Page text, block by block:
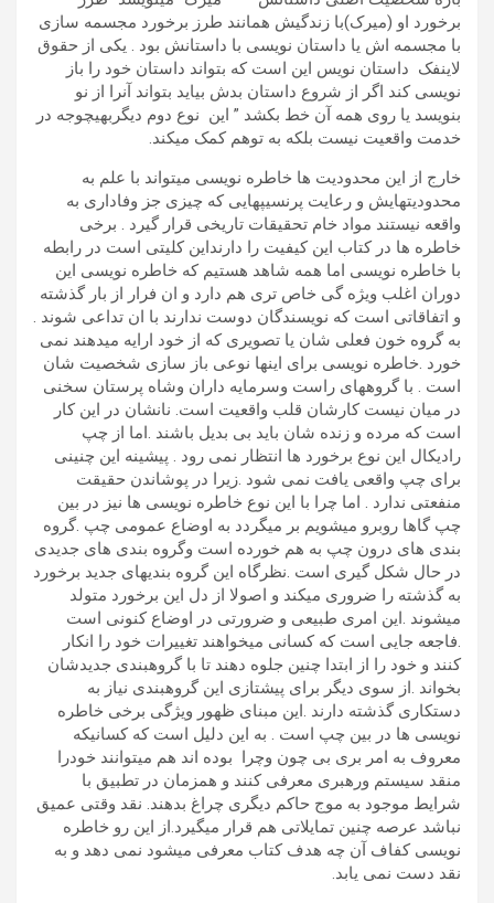
برخورد او (میرک)با زندگیش همانند طرز برخورد مجسمه سازی
با مجسمه اش یا داستان نویسی با داستانش بود . یکی از حقوق
لاینفک داستان نویس این است که بتواند داستان خود را باز
نویسی کند اگر از شروع داستان بدش بیاید بتواند آنرا از نو
بنویسد یا روی همه آن خط بکشد ” این نوع دوم دیگربهیچوجه در
خدمت واقعیت نیست بلکه به توهم کمک میکند.
خارج از این محدودیت ها خاطره نویسی میتواند با علم به
محدودیتهایش و رعایت پرنسیپهایی که چیزی جز وفاداری به
واقعه نیستند مواد خام تحقیقات تاریخی قرار گیرد . برخی
خاطره ها در کتاب این کیفیت را دارنداین کلیتی است در رابطه
با خاطره نویسی اما همه شاهد هستیم که خاطره نویسی این
دوران اغلب ویژه گی خاص تری هم دارد و ان فرار از بار گذشته
و اتفاقاتی است که نویسندگان دوست ندارند با ان تداعی شوند .
به گروه خون فعلی شان یا تصویری که از خود ارایه میدهند نمی
خورد .خاطره نویسی برای اینها نوعی باز سازی شخصیت شان
است . با گروههای راست وسرمایه داران وشاه پرستان سخنی
در میان نیست کارشان قلب واقعیت است. نانشان در این کار
است که مرده و زنده شان باید بی بدیل باشند .اما از چپ
رادیکال این نوع برخورد ها انتظار نمی رود . پیشینه این چنینی
برای چپ واقعی یافت نمی شود .زیرا در پوشاندن حقیقت
منفعتی ندارد . اما چرا با این نوع خاطره نویسی ها نیز در بین
چپ گاها روبرو میشویم بر میگردد به اوضاع عمومی چپ .گروه
بندی های درون چپ به هم خورده است وگروه بندی های جدیدی
در حال شکل گیری است .نظرگاه این گروه بندیهای جدید برخورد
به گذشته را ضروری میکند و اصولا از دل این برخورد متولد
میشوند .این امری طبیعی و ضرورتی در اوضاع کنونی است
.فاجعه جایی است که کسانی میخواهند تغییرات خود را انکار
کنند و خود را از ابتدا چنین جلوه دهند تا با گروهبندی جدیدشان
بخواند .از سوی دیگر برای پیشتازی این گروهبندی نیاز به
دستکاری گذشته دارند .این مبنای ظهور ویژگی برخی خاطره
نویسی ها در بین چپ است . به این دلیل است که کسانیکه
معروف به امر بری بی چون وچرا بوده اند هم میتوانند خودرا
منقد سیستم ورهبری معرفی کنند و همزمان در تطبیق با
شرایط موجود به موج حاکم دیگری چراغ بدهند. نقد وقتی عمیق
نباشد عرصه چنین تمایلاتی هم قرار میگیرد.از این رو خاطره
نویسی کفاف آن چه هدف کتاب معرفی میشود نمی دهد و به
نقد دست نمی یابد.